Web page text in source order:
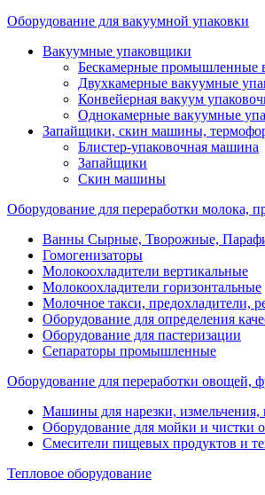
Оборудование для вакуумной упаковки
Вакуумные упаковщики
Бескамерные промышленные
Двухкамерные вакуумные
Конвейерная вакуум
Однокамерные вакуумные
Запайщики, скин машины,
Блистер-упаковочная машина
Запайщики
Скин машины
Оборудование для переработки молока,
Ванны Сырные, Творожные,
Гомогенизаторы
Молокоохладители вертикальные
Молокоохладители горизонтальные
Молочное такси, предохладители,
Оборудование для определения
Оборудование для пастеризации
Сепараторы промышленные
Оборудование для переработки овощей,
Машины для нарезки,
Оборудование для мойки и чистки
Смесители пищевых продуктов и
Тепловое оборудование